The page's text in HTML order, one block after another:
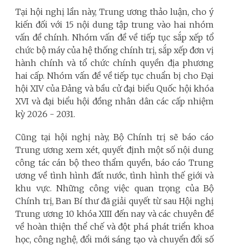
Tại hội nghị lần này, Trung ương thảo luận, cho ý
kiến đối với 15 nội dung tập trung vào hai nhóm
vấn đề chính. Nhóm vấn đề về tiếp tục sắp xếp tổ
chức bộ máy của hệ thống chính trị, sắp xếp đơn vị
hành chính và tổ chức chính quyền địa phương
hai cấp. Nhóm vấn đề về tiếp tục chuẩn bị cho Đại
hội XIV của Đảng và bầu cử đại biểu Quốc hội khóa
XVI và đại biểu hội đồng nhân dân các cấp nhiệm
kỳ 2026 - 2031.
Cũng tại hội nghị này, Bộ Chính trị sẽ báo cáo
Trung ương xem xét, quyết định một số nội dung
công tác cán bộ theo thẩm quyền, báo cáo Trung
ương về tình hình đất nước, tình hình thế giới và
khu vực. Những công việc quan trọng của Bộ
Chính trị, Ban Bí thư đã giải quyết từ sau Hội nghị
Trung ương 10 khóa XIII đến nay và các chuyên đề
về hoàn thiện thể chế và đột phá phát triển khoa
học, công nghệ, đổi mới sáng tạo và chuyển đổi số